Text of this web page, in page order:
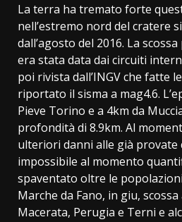
La terra ha tremato forte
nell’estremo nord del cratere
dall’agosto del 2016. La
era stata data dai circuiti
poi rivista dall’INGV che fatte
riportato il sisma a mag4.6.
Pieve Torino e a 4km da
profondità di 8.9km. Al
ulteriori danni alle già provate
impossibile al momento
spaventato oltre le
Marche da Fano, in giu,
Macerata, Perugia e Terni e